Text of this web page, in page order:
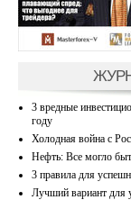
3 вредные
году
Холодная война с
Нефть: Все могло
3 правила для
Лучший вариант для